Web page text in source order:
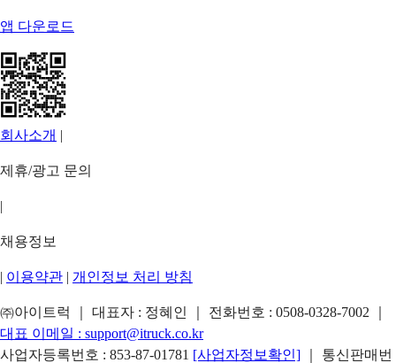
앱 다운로드
회사소개 |
제휴/광고 문의
|
채용정보
| 이용약관 | 개인정보 처리 방침
㈜아이트럭 ｜ 대표자 : 정혜인 ｜ 전화번호 : 0508-0328-7002
대표 이메일 : support@itruck.co.kr
사업자등록번호 : 853-87-01781 [사업자정보확인]
｜ 통신판매번